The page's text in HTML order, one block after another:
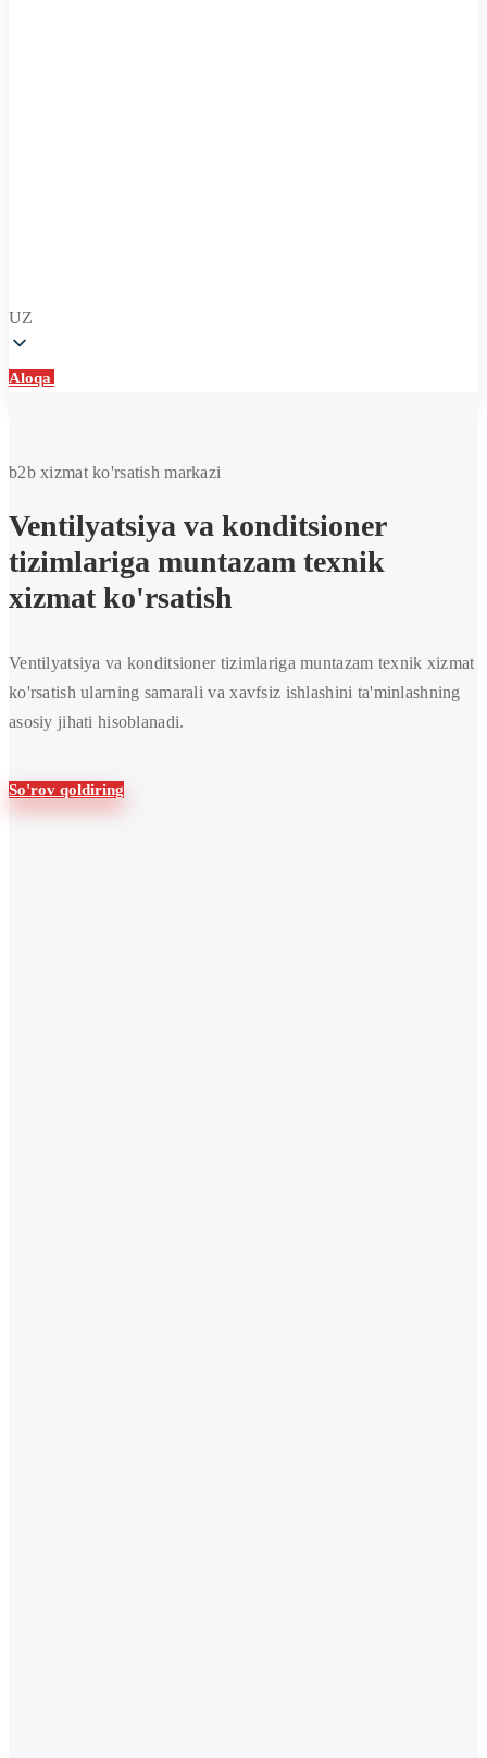
UZ
Aloqa
konditsioner
tizimlarini
muntazam
ravishda
b2b xizmat ko'rsatish markazi
Ventilyatsiya va konditsioner
tizimlariga muntazam texnik
xizmat ko'rsatish
Ventilyatsiya va konditsioner tizimlariga muntazam texnik xizmat
ko'rsatish ularning samarali va xavfsiz ishlashini ta'minlashning
asosiy jihati hisoblanadi.
So'rov qoldiring